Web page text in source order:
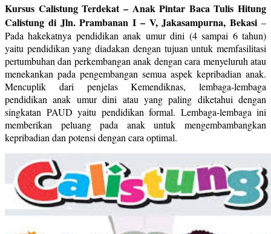
Kursus Calistung Terdekat – Anak Pintar Baca Tulis Hitung
Calistung di Jln. Prambanan I – V, Jakasampurna, Bekasi –
Pada hakekatnya pendidikan anak umur dini (4 sampai 6 tahun)
yaitu pendidikan yang diadakan dengan tujuan untuk memfasilitasi
pertumbuhan dan perkembangan anak dengan cara menyeluruh atau
menekankan pada pengembangan semua aspek kepribadian anak.
Mencuplik dari penjelas Kemendiknas, lembaga-lembaga
pendidikan anak umur dini atau yang paling diketahui dengan
singkatan PAUD yaitu pendidikan formal. Lembaga-lembaga ini
memberikan peluang pada anak untuk mengembambangkan
kepribadian dan potensi dengan cara optimal.